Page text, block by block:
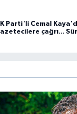
Parti'li Cemal
çağrı...